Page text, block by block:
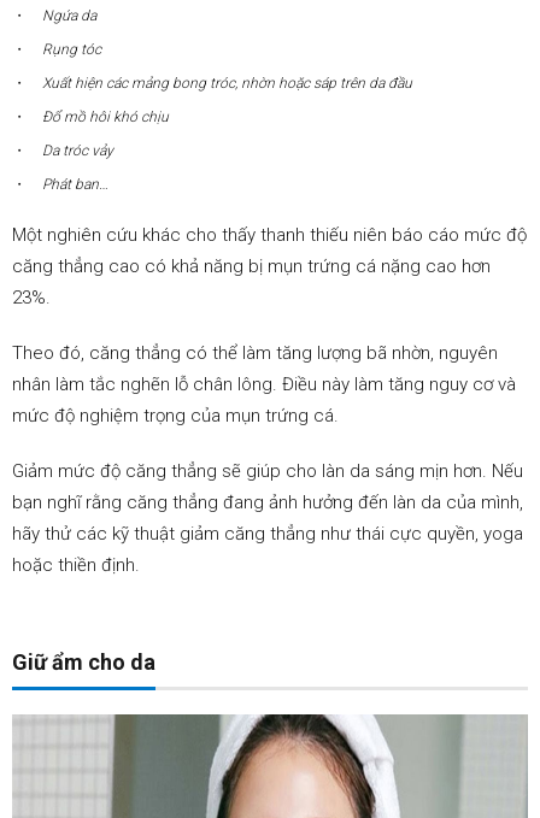
Ngứa da
Rụng tóc
Xuất hiện các mảng bong tróc, nhờn hoặc sáp trên da đầu
Đổ mồ hôi khó chịu
Da tróc vảy
Phát ban…
Một nghiên cứu khác cho thấy thanh thiếu niên báo cáo mức độ
căng thẳng cao có khả năng bị mụn trứng cá nặng cao hơn
23%.
Theo đó, căng thẳng có thể làm tăng lượng bã nhờn, nguyên
nhân làm tắc nghẽn lỗ chân lông. Điều này làm tăng nguy cơ và
mức độ nghiệm trọng của mụn trứng cá.
Giảm mức độ căng thẳng sẽ giúp cho làn da sáng mịn hơn. Nếu
bạn nghĩ rằng căng thẳng đang ảnh hưởng đến làn da của mình,
hãy thử các kỹ thuật giảm căng thẳng như thái cực quyền, yoga
hoặc thiền định.
Giữ ẩm cho da